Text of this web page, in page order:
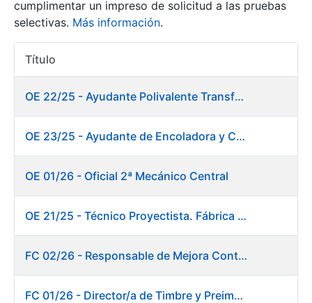
Mostrar/Ocultar
Mostrar/Ocultar
Mostrar/Ocultar
cumplimentar un impreso de solicitud a las pruebas
selectivas. Más información.
Título
OE 22/25 - Ayudante Polivalente Transformados/Acabados
OE 23/25 - Ayudante de Encoladora y Calandra Máquina de Papel. Fábrica de Papel
OE 01/26 - Oficial 2ª Mecánico Central
OE 21/25 - Técnico Proyectista. Fábrica de Papel
FC 02/26 - Responsable de Mejora Continua - Burgos
FC 01/26 - Director/a de Timbre y Preimpresión